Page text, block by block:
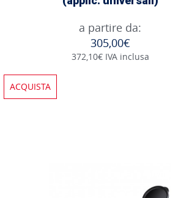
a partire da:
305,00€
372,10€ IVA inclusa
ACQUISTA